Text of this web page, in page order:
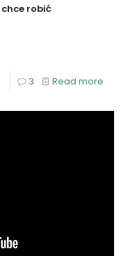
chce robić
3 Read more